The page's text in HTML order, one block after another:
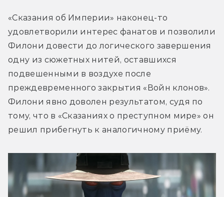
«Сказания об Империи» наконец-то
удовлетворили интерес фанатов и позволили
Филони довести до логического завершения
одну из сюжетных нитей, оставшихся
подвешенными в воздухе после
преждевременного закрытия «Войн клонов».
Филони явно доволен результатом, судя по
тому, что в «Сказаниях о преступном мире» он
решил прибегнуть к аналогичному приёму.